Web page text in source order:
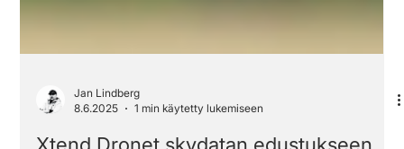
8.6.2025
1 min käytetty lukemiseen